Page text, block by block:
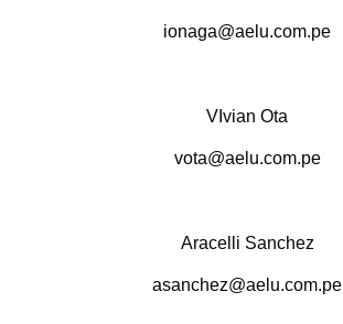
ionaga@aelu.com.pe
VIvian Ota
vota@aelu.com.pe
Aracelli Sanchez
asanchez@aelu.com.pe